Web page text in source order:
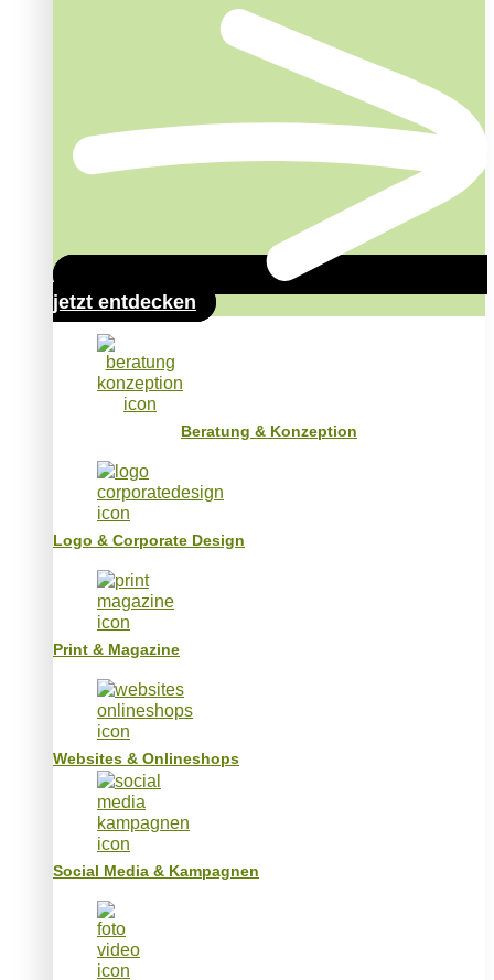
jetzt entdecken
Beratung & Konzeption
Logo & Corporate Design
Print & Magazine
Websites & Onlineshops
Social Media & Kampagnen